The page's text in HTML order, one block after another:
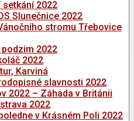
setkání 2022
Slunečnice 2022
stromu Třebovice
2022
2022
Karviná
slavnosti 2022
2022 – Záhada v Británii
2022
v Krásném Poli 2022